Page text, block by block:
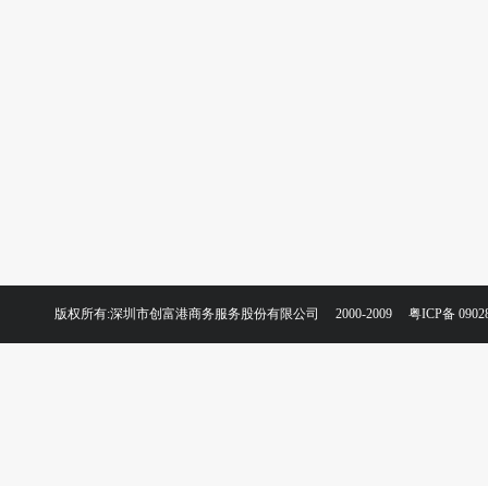
版权所有:深圳市创富港商务服务股份有限公司 2000-2009 粤ICP备